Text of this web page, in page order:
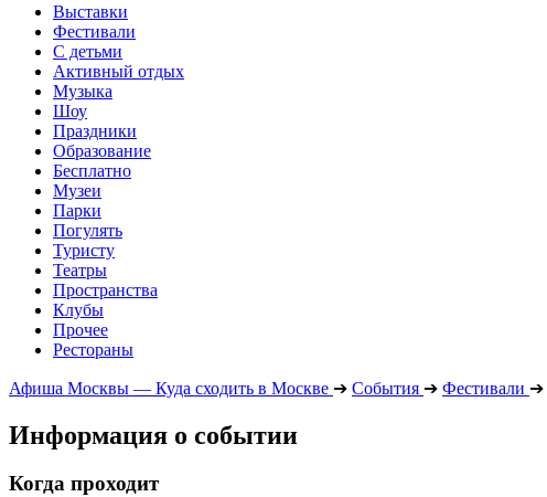
Выставки
Фестивали
С детьми
Активный отдых
Музыка
Шоу
Праздники
Образование
Бесплатно
Музеи
Парки
Погулять
Туристу
Театры
Пространства
Клубы
Прочее
Рестораны
Афиша Москвы — Куда сходить в Москве ➔ События ➔ Фестивали ➔
Информация о событии
Когда проходит